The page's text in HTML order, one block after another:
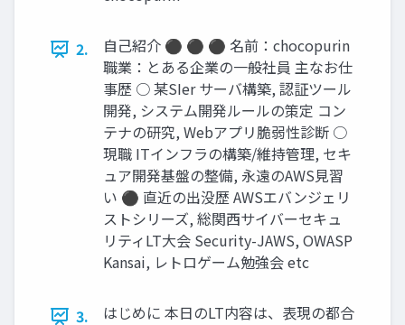
2.
自己紹介 ⚫ ⚫ ⚫ 名前：chocopurin
職業：とある企業の一般社員 主なお仕
事歴 ○ 某SIer サーバ構築, 認証ツール
開発, システム開発ルールの策定 コン
テナの研究, Webアプリ脆弱性診断 ○
現職 ITインフラの構築/維持管理, セキ
ュア開発基盤の整備, 永遠のAWS見習
い ⚫ 直近の出没歴 AWSエバンジェリ
ストシリーズ, 総関西サイバーセキュ
リティLT大会 Security-JAWS, OWASP
Kansai, レトロゲーム勉強会 etc
3.
はじめに 本日のLT内容は、表現の都合